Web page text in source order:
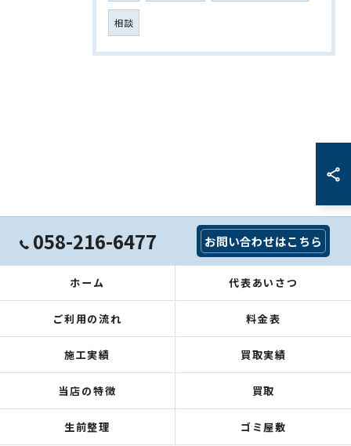
相談
058-216-6477 お問い合わせはこちら
ホーム 代表あいさつ
ご利用の流れ 料金表
施工実績 買取実績
当店の特徴 買取
生前整理 ゴミ屋敷